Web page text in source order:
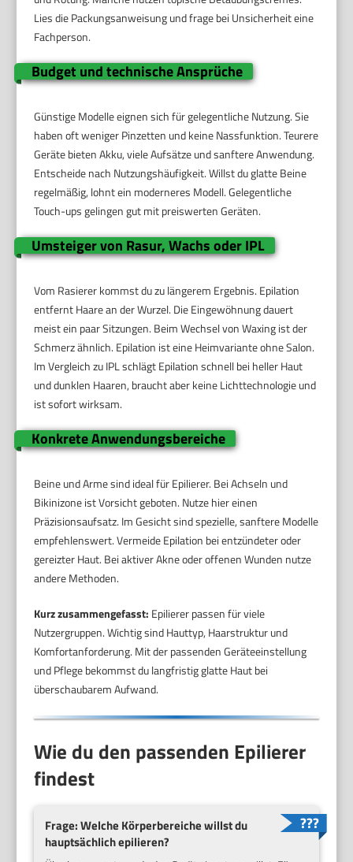
Lies die Packungsanweisung und frage bei Unsicherheit eine
Fachperson.
Budget und technische Ansprüche
Günstige Modelle eignen sich für gelegentliche Nutzung. Sie
haben oft weniger Pinzetten und keine Nassfunktion. Teurere
Geräte bieten Akku, viele Aufsätze und sanftere Anwendung.
Entscheide nach Nutzungshäufigkeit. Willst du glatte Beine
regelmäßig, lohnt ein moderneres Modell. Gelegentliche
Touch-ups gelingen gut mit preiswerten Geräten.
Umsteiger von Rasur, Wachs oder IPL
Vom Rasierer kommst du zu längerem Ergebnis. Epilation
entfernt Haare an der Wurzel. Die Eingewöhnung dauert
meist ein paar Sitzungen. Beim Wechsel von Waxing ist der
Schmerz ähnlich. Epilation ist eine Heimvariante ohne Salon.
Im Vergleich zu IPL schlägt Epilation schnell bei heller Haut
und dunklen Haaren, braucht aber keine Lichttechnologie und
ist sofort wirksam.
Konkrete Anwendungsbereiche
Beine und Arme sind ideal für Epilierer. Bei Achseln und
Bikinizone ist Vorsicht geboten. Nutze hier einen
Präzisionsaufsatz. Im Gesicht sind spezielle, sanftere Modelle
empfehlenswert. Vermeide Epilation bei entzündeter oder
gereizter Haut. Bei aktiver Akne oder offenen Wunden nutze
andere Methoden.
Kurz zusammengefasst: Epilierer passen für viele
Nutzergruppen. Wichtig sind Hauttyp, Haarstruktur und
Komfortanforderung. Mit der passenden Geräteeinstellung
und Pflege bekommst du langfristig glatte Haut bei
überschaubarem Aufwand.
Wie du den passenden Epilierer
findest
Frage: Welche Körperbereiche willst du
hauptsächlich epilieren?